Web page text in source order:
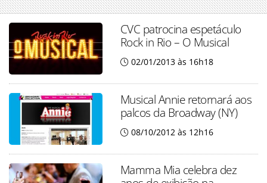
CVC patrocina espetáculo
Rock in Rio – O Musical
02/01/2013 às 16h18
Musical Annie retornará aos
palcos da Broadway (NY)
08/10/2012 às 12h16
Mamma Mia celebra dez